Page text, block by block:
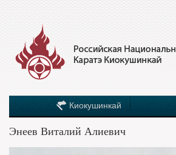
Киокушинкай
Энеев Виталий Алиевич